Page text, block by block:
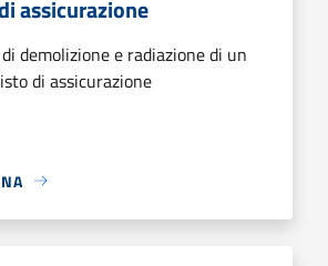
assicurazione
demolizione e radiazione di un
di assicurazione